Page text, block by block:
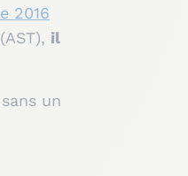
2016
il
un